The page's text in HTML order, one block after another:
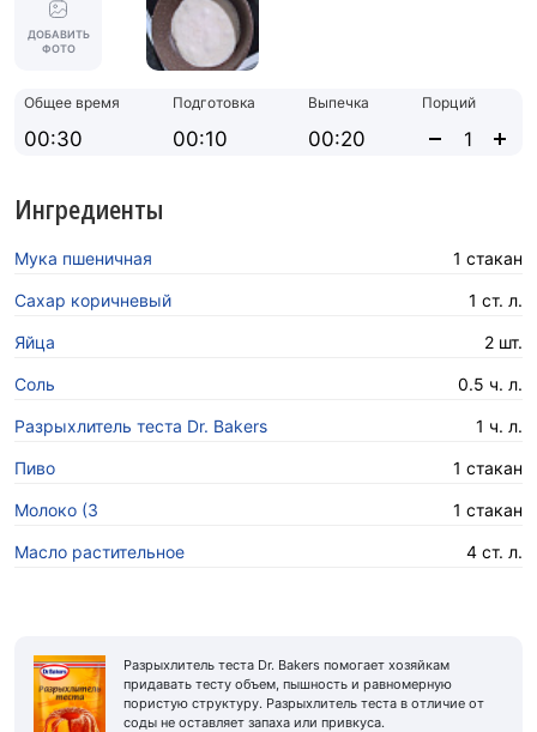
ДОБАВИТЬ
ФОТО
Общее время
00:30
Подготовка
00:10
Выпечка
00:20
Порций
Ингредиенты
Мука пшеничная 1 стакан
Сахар коричневый 1 ст. л.
Яйца 2 шт.
Соль 0.5 ч. л.
Разрыхлитель теста Dr. Bakers 1 ч. л.
Пиво 1 стакан
Молоко (3 1 стакан
Масло растительное 4 ст. л.
Разрыхлитель теста Dr. Bakers помогает хозяйкам
придавать тесту объем, пышность и равномерную
пористую структуру. Разрыхлитель теста в отличие от
соды не оставляет запаха или привкуса.